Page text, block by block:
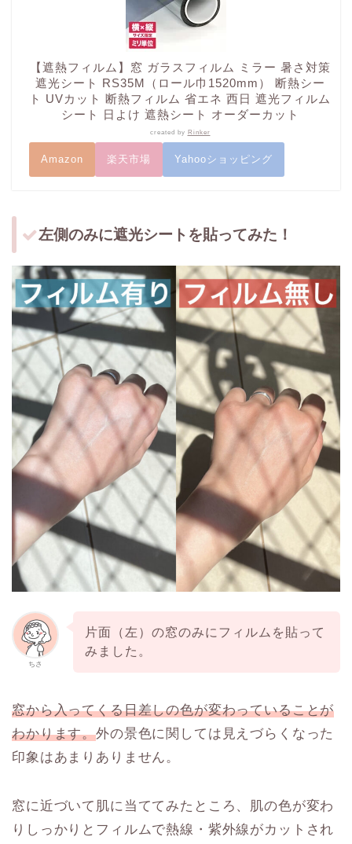
【遮熱フィルム】窓 ガラスフィルム ミラー 暑さ対策
遮光シート RS35M（ロール巾1520mm） 断熱シー
ト UVカット 断熱フィルム 省エネ 西日 遮光フィルム
シート 日よけ 遮熱シート オーダーカット
created by Rinker
Amazon 楽天市場 Yahooショッピング
左側のみに遮光シートを貼ってみた！
ちさ
片面（左）の窓のみにフィルムを貼って
みました。
窓から入ってくる日差しの色が変わっていることが
わかります。外の景色に関しては見えづらくなった
印象はあまりありません。
窓に近づいて肌に当ててみたところ、肌の色が変わ
りしっかりとフィルムで熱線・紫外線がカットされ